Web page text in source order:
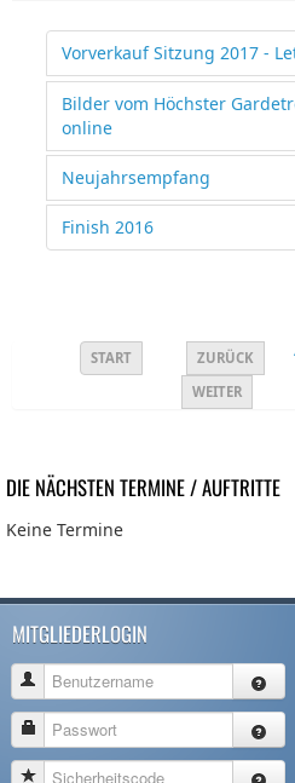
Vorverkauf Sitzung 2017 -
Bilder vom Höchster
online
Neujahrsempfang
Finish 2016
START ZURÜCK
WEITER
DIE NÄCHSTEN TERMINE / AUFTRITTE
Keine Termine
MITGLIEDERLOGIN
Benutzername
Passwort
Sicherheitscode